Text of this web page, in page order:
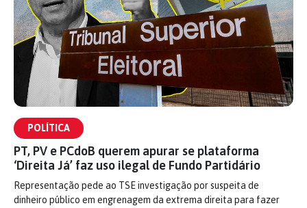
POLÍTICA
PT, PV e PCdoB querem apurar se plataforma
‘Direita Já’ faz uso ilegal de Fundo Partidário
Representação pede ao TSE investigação por suspeita de
dinheiro público em engrenagem da extrema direita para fazer